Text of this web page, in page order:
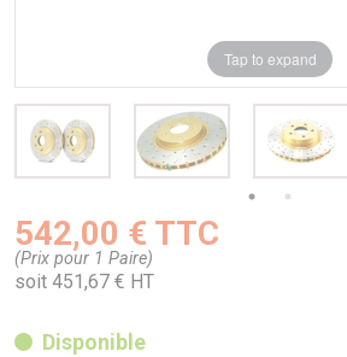
Tap to expand
542,00 € TTC
(Prix pour 1 Paire)
soit 451,67 € HT
Disponible